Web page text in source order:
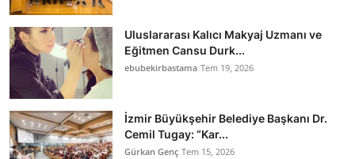
Uluslararası Kalıcı Makyaj Uzmanı ve
Eğitmen Cansu Durk...
ebubekirbastama Tem 19, 2026
İzmir Büyükşehir Belediye Başkanı Dr.
Cemil Tugay: “Kar...
Gürkan Genç Tem 15, 2026